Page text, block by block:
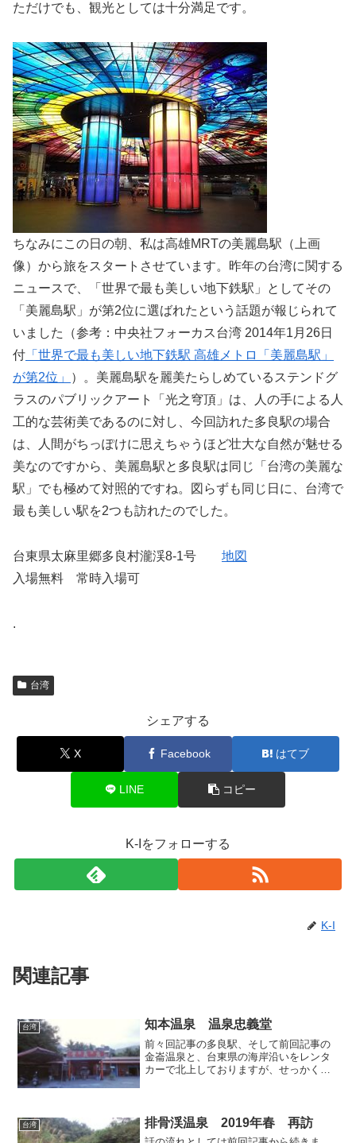
ただけでも、観光としては十分満足です。
ちなみにこの日の朝、私は高雄MRTの美麗島駅（上画
像）から旅をスタートさせています。昨年の台湾に関する
ニュースで、「世界で最も美しい地下鉄駅」としてその
「美麗島駅」が第2位に選ばれたという話題が報じられて
いました（参考：中央社フォーカス台湾 2014年1月26日
付 「世界で最も美しい地下鉄駅 高雄メトロ「美麗島駅」
が第2位」
）。美麗島駅を麗美たらしめているステンドグ
ラスのパブリックアート「光之穹頂」は、人の手による人
工的な芸術美であるのに対し、今回訪れた多良駅の場合
は、人間がちっぽけに思えちゃうほど壮大な自然が魅せる
美なのですから、美麗島駅と多良駅は同じ「台湾の美麗な
駅」でも極めて対照的ですね。図らずも同じ日に、台湾で
最も美しい駅を2つも訪れたのでした。
台東県太麻里郷多良村瀧渓8-1号 地図
入場無料 常時入場可
.
台湾
シェアする
X Facebook はてブ
LINE コピー
K-Iをフォローする
K-I
関連記事
台湾 知本温泉 温泉忠義堂
前々回記事の多良駅、そして前回記事の
金崙温泉と、台東県の海岸沿いをレンタ
カーで北上しておりますが、せっかくで
リアと、中小規模旅館が多...
台湾 排骨渓温泉 2019年春 再訪